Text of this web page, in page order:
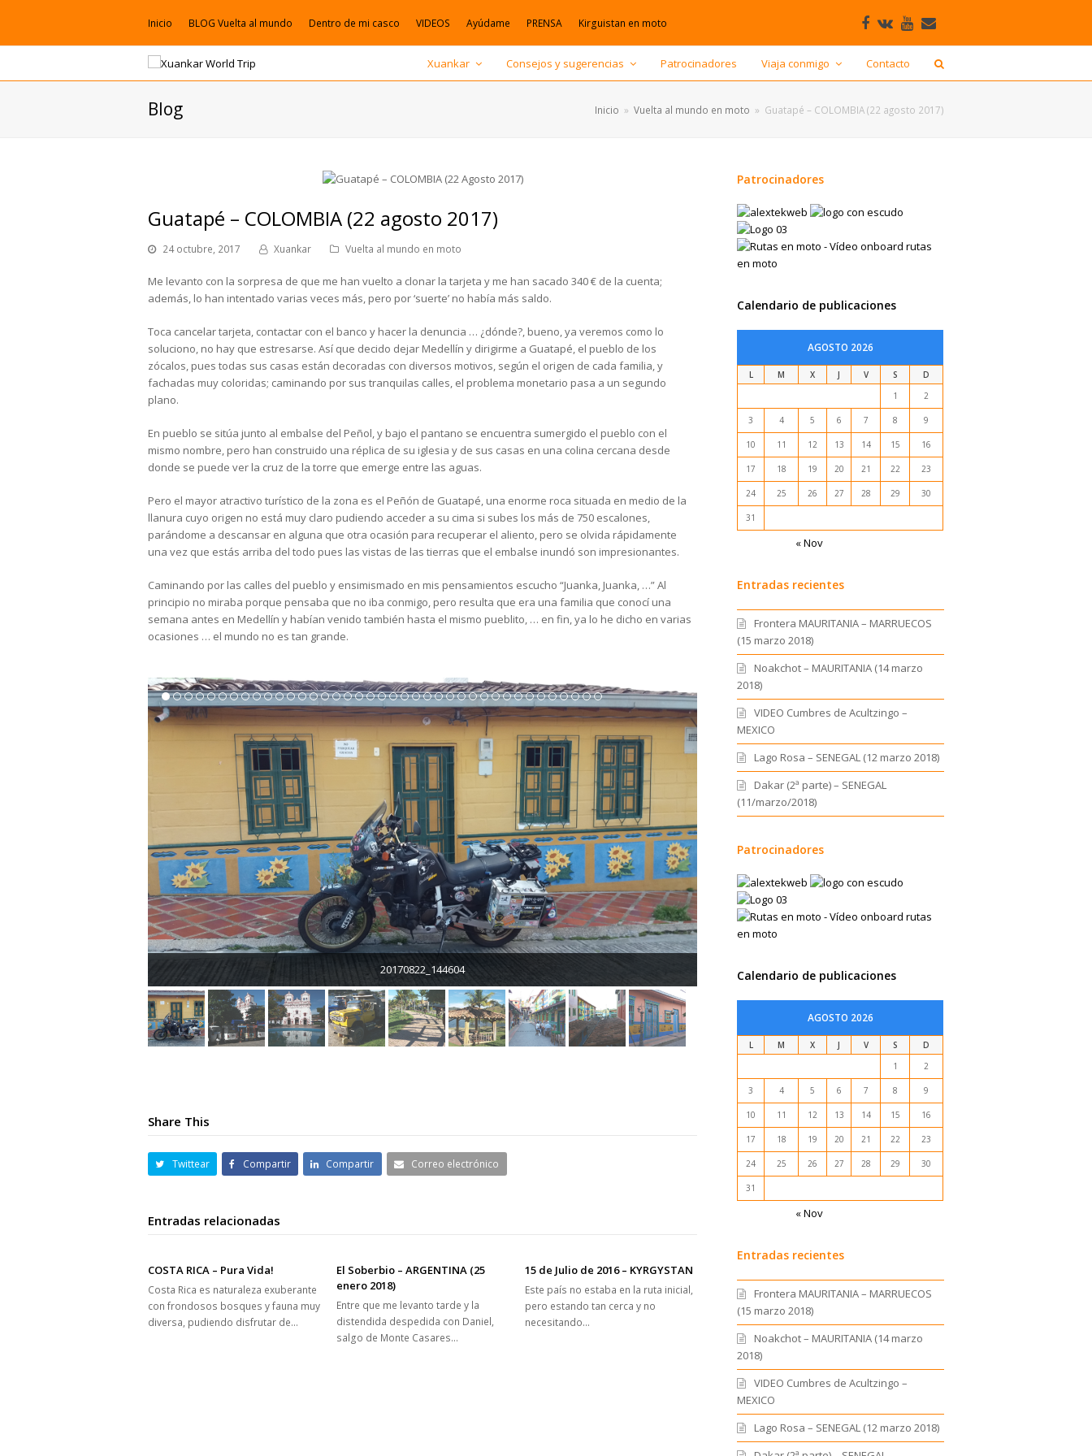
Inicio BLOG Vuelta al mundo Dentro de mi casco VIDEOS Ayúdame PRENSA Kirguistan en moto Facebook
VK Youtube
electrónico
Xuankar Consejos y sugerencias Patrocinadores Viaja conmigo Contacto
Blog Inicio » Vuelta al mundo en moto » Guatapé – COLOMBIA (22 agosto 2017)
Guatapé – COLOMBIA (22 agosto 2017)
24 octubre, 2017 Xuankar Vuelta al mundo en moto
Me levanto con la sorpresa de que me han vuelto a clonar la tarjeta y me han sacado 340 € de la cuenta;
además, lo han intentado varias veces más, pero por ‘suerte’ no había más saldo.
Toca cancelar tarjeta, contactar con el banco y hacer la denuncia … ¿dónde?, bueno, ya veremos como lo
soluciono, no hay que estresarse. Así que decido dejar Medellín y dirigirme a Guatapé, el pueblo de los
zócalos, pues todas sus casas están decoradas con diversos motivos, según el origen de cada familia, y
fachadas muy coloridas; caminando por sus tranquilas calles, el problema monetario pasa a un segundo
plano.
En pueblo se sitúa junto al embalse del Peñol, y bajo el pantano se encuentra sumergido el pueblo con el
mismo nombre, pero han construido una réplica de su iglesia y de sus casas en una colina cercana desde
donde se puede ver la cruz de la torre que emerge entre las aguas.
Pero el mayor atractivo turístico de la zona es el Peñón de Guatapé, una enorme roca situada en medio de la
llanura cuyo origen no está muy claro pudiendo acceder a su cima si subes los más de 750 escalones,
parándome a descansar en alguna que otra ocasión para recuperar el aliento, pero se olvida rápidamente
una vez que estás arriba del todo pues las vistas de las tierras que el embalse inundó son impresionantes.
Caminando por las calles del pueblo y ensimismado en mis pensamientos escucho “Juanka, Juanka, …” Al
principio no miraba porque pensaba que no iba conmigo, pero resulta que era una familia que conocí una
semana antes en Medellín y habían venido también hasta el mismo pueblito, … en fin, ya lo he dicho en varias
ocasiones … el mundo no es tan grande.
20170822_144604
Share This
Twittear Compartir Compartir Correo electrónico
Entradas relacionadas
COSTA RICA – Pura Vida!
Costa Rica es naturaleza exuberante
con frondosos bosques y fauna muy
diversa, pudiendo disfrutar de…
El Soberbio – ARGENTINA (25
enero 2018)
Entre que me levanto tarde y la
distendida despedida con Daniel,
salgo de Monte Casares…
15 de Julio de 2016 – KYRGYSTAN
Este país no estaba en la ruta inicial,
pero estando tan cerca y no
necesitando…
Patrocinadores
Calendario de publicaciones
AGOSTO 2026
L M X J V S
D
1
2
3 4 5 6 7 8 9
10 11 12 13 14 15 16
17 18 19 20 21 22 23
24 25 26 27 28 29 30
31
« Nov
Entradas recientes
Frontera MAURITANIA – MARRUECOS
(15 marzo 2018)
Noakchot – MAURITANIA (14 marzo
2018)
VIDEO Cumbres de Acultzingo –
MEXICO
Lago Rosa – SENEGAL (12 marzo 2018)
Dakar (2ª parte) – SENEGAL
(11/marzo/2018)
Patrocinadores
Calendario de publicaciones
AGOSTO 2026
L M X J V S
D
1
2
3 4 5 6 7 8 9
10 11 12 13 14 15 16
17 18 19 20 21 22 23
24 25 26 27 28 29 30
31
« Nov
Entradas recientes
Frontera MAURITANIA – MARRUECOS
(15 marzo 2018)
Noakchot – MAURITANIA (14 marzo
2018)
VIDEO Cumbres de Acultzingo –
MEXICO
Lago Rosa – SENEGAL (12 marzo 2018)